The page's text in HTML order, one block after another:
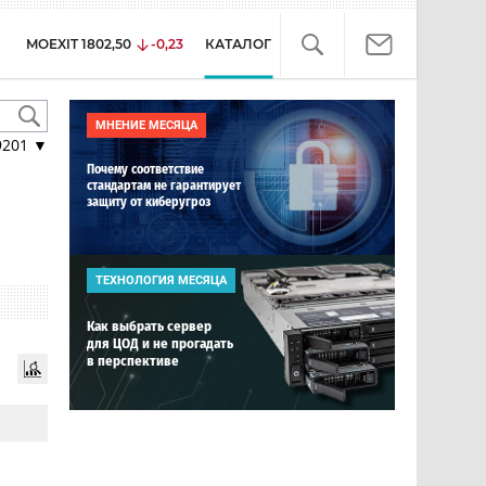
MOEXIT 1802,50 -0,23 КАТАЛОГ
▼
МНЕНИЕ МЕСЯЦА
Почему соответствие
стандартам не гарантирует
защиту от киберугроз
ТЕХНОЛОГИЯ МЕСЯЦА
Как выбрать сервер
для ЦОД и не прогадать
в перспективе